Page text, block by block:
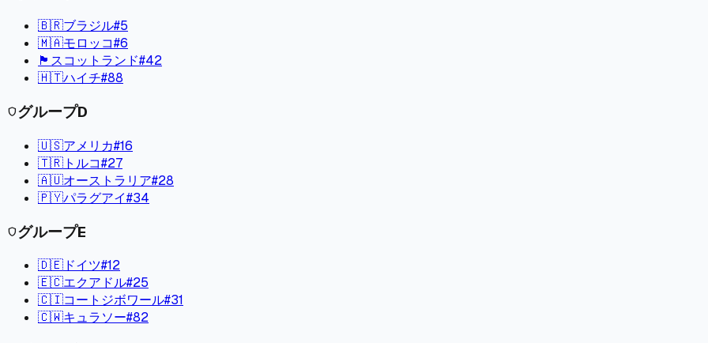
🇧🇷ブラジル#5
🇲🇦モロッコ#6
🏴󠁧󠁢󠁳󠁣󠁴󠁿 スコットランド#42
🇭🇹ハイチ#88
shieldグループD
🇺🇸アメリカ#16
🇹🇷 トルコ#27
🇦🇺オーストラリア#28
🇵🇾パラグアイ#34
shieldグループE
🇩🇪 ドイツ#12
🇪🇨エクアドル#25
🇨🇮コートジボワール#31
🇨🇼キュラソー#82